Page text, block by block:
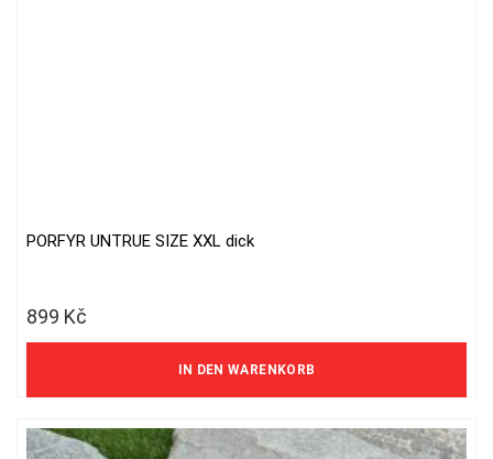
PORFYR UNTRUE SIZE XXL dick
899 Kč
743 Kč ohne MwSt.
IN DEN WARENKORB